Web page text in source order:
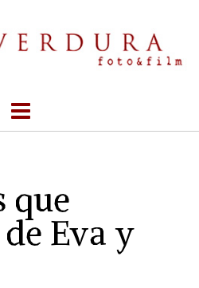
que
Eva y